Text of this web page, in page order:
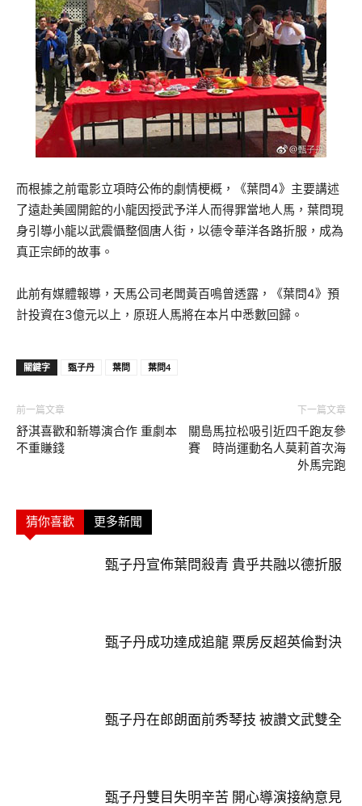
而根據之前電影立項時公佈的劇情梗概，《葉問4》主要講述
了遠赴美國開館的小龍因授武予洋人而得罪當地人馬，葉問現
身引導小龍以武震懾整個唐人街，以德令華洋各路折服，成為
真正宗師的故事。
此前有媒體報導，天馬公司老闆黃百鳴曾透露，《葉問4》預
計投資在3億元以上，原班人馬將在本片中悉數回歸。
關鍵字 甄子丹 葉問 葉問4
前一篇文章
舒淇喜歡和新導演合作 重劇本
不重賺錢
下一篇文章
關島馬拉松吸引近四千跑友參
賽 時尚運動名人莫莉首次海
外馬完跑
猜你喜歡 更多新聞
甄子丹宣佈葉問殺青 貴乎共融以德折服
甄子丹成功達成追龍 票房反超英倫對決
甄子丹在郎朗面前秀琴技 被讚文武雙全
甄子丹雙目失明辛苦 開心導演接納意見